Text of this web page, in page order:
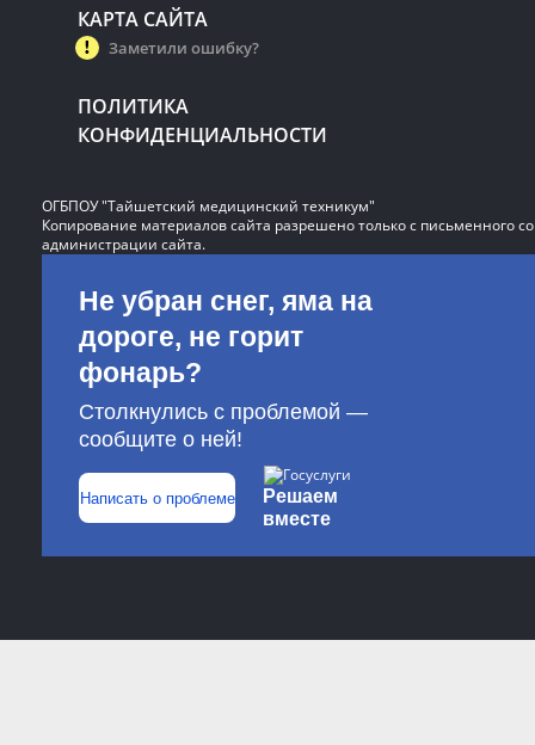
КАРТА САЙТА
Заметили ошибку?
ПОЛИТИКА
КОНФИДЕНЦИАЛЬНОСТИ
ОГБПОУ "Тайшетский медицинский техникум"
Копирование материалов сайта разрешено только с письменного
администрации сайта.
Не убран снег, яма на
дороге, не горит
фонарь?
Столкнулись с проблемой —
сообщите о ней!
Написать о проблеме
Решаем
вместе